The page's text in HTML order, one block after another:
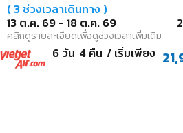
( 3ช่วงเวลาเดินทาง )
13 ต.ค. 69 -18 ต.ค. 69
คลิกดูรายละเอียดเพื่อดูช่วงเวลาเพิ่มเติม
6วัน 4คืน / เริ่มเพียง